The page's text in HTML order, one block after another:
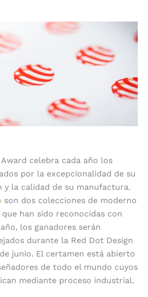
celebra cada año los
por la excepcionalidad de su
y la calidad de su manufactura.
son dos colecciones de moderno
han sido reconocidas con
los ganadores serán
durante la Red Dot Design
junio. El certamen está abierto
de todo el mundo cuyos
mediante proceso industrial.